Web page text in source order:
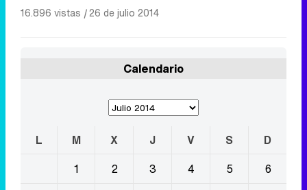
16.896 vistas |26 de julio 2014
Calendario
L M X J V S
D
1
2 3 4 5
6